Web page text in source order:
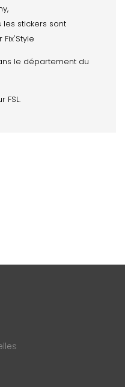
les stickers sont
le département du
FSL.